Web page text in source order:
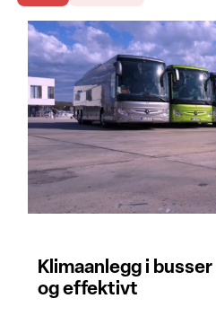
Klimaanlegg i
og effektivt